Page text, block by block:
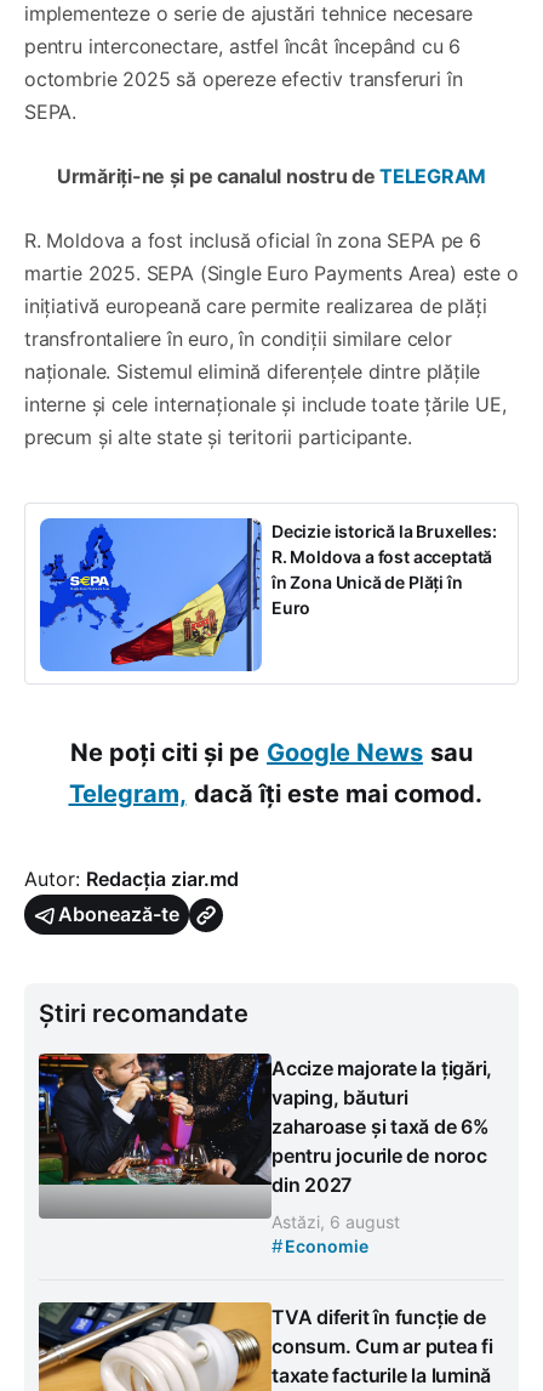
implementeze o serie de ajustări tehnice necesare
pentru interconectare, astfel încât începând cu 6
octombrie 2025 să opereze efectiv transferuri în
SEPA.
Urmăriți-ne și pe canalul nostru deTELEGRAM
R. Moldova a fost inclusă oficial în zona SEPA pe 6
martie 2025. SEPA (Single Euro Payments Area) este o
inițiativă europeană care permite realizarea de plăți
transfrontaliere în euro, în condiții similare celor
naționale. Sistemul elimină diferențele dintre plățile
interne și cele internaționale și include toate țările UE,
precum și alte state și teritorii participante.
Decizie istorică la Bruxelles:
R. Moldova a fost acceptată
în Zona Unică de Plăți în
Euro
Ne poți citi și pe Google News sau
Telegram, dacă îți este mai comod.
Autor: Redacția ziar.md
Abonează-te
Știri recomandate
Accize majorate la țigări,
vaping, băuturi
zaharoase și taxă de 6%
pentru jocurile de noroc
din 2027
Astăzi, 6 august
#Economie
TVA diferit în funcție de
consum. Cum ar putea fi
taxate facturile la lumină